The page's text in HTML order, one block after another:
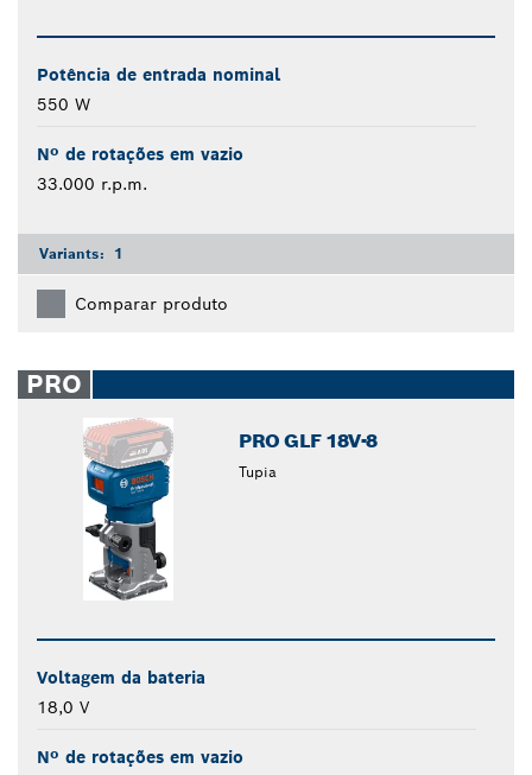
Potência de entrada nominal
550 W
Nº de rotações em vazio
33.000 r.p.m.
Variants: 1
Comparar produto
PRO
PRO GLF 18V-8
Tupia
Voltagem da bateria
18,0 V
Nº de rotações em vazio